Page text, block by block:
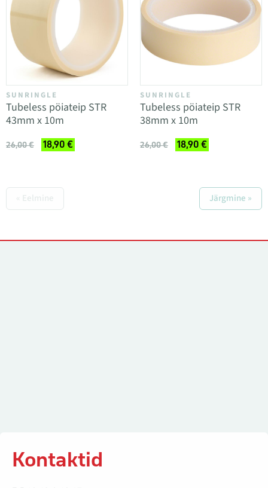
SUNRINGLE
Tubeless pöiateip STR
43mm x 10m
26,00 € 18,90 €
SUNRINGLE
Tubeless pöiateip STR
38mm x 10m
26,00 € 18,90 €
« Eelmine Järgmine »
Kontaktid